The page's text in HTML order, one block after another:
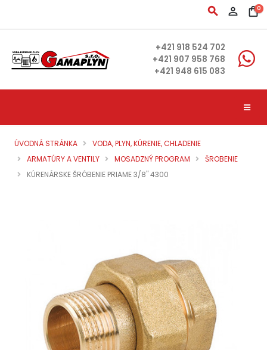
search person_outline shopping_bag0
+421 918 524 702
+421 907 958 768
+421 948 615 083
ÚVODNÁ STRÁNKA
VODA, PLYN, KÚRENIE, CHLADENIE
ARMATÚRY A VENTILY
MOSADZNÝ PROGRAM
ŠROBENIE
KÚRENÁRSKE ŠRÓBENIE PRIAME 3/8" 4300